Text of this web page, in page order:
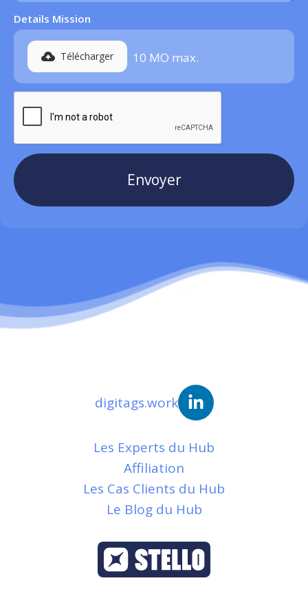
Details Mission
Télécharger 10 MO max.
digitags.work
Les Experts du Hub
Affiliation
Les Cas Clients du Hub
Le Blog du Hub